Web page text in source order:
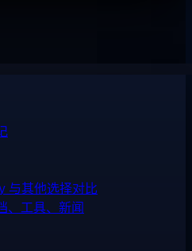
与其他选择对比
、工具、新闻